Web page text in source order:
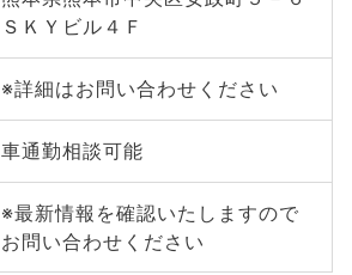
ＳＫＹビル４Ｆ
※詳細はお問い合わせください
車通勤相談可能
※最新情報を確認いたしますので
お問い合わせください